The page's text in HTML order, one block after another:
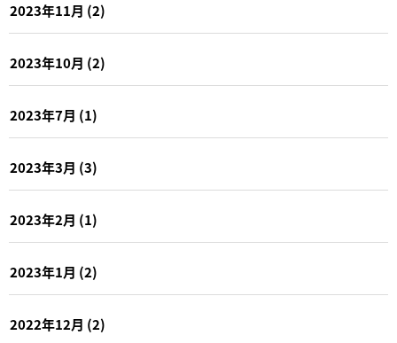
2023年11月 (2)
2023年10月 (2)
2023年7月 (1)
2023年3月 (3)
2023年2月 (1)
2023年1月 (2)
2022年12月 (2)